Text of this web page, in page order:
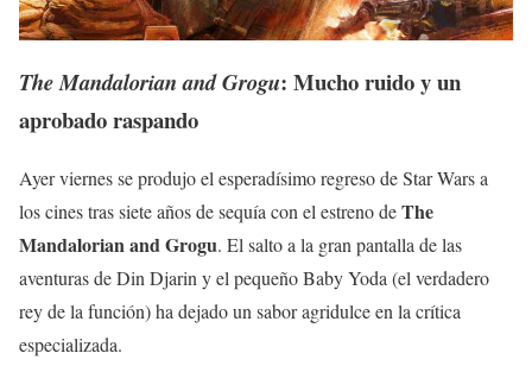
The Mandalorian and Grogu: Mucho ruido y un
aprobado raspando
Ayer viernes se produjo el esperadísimo regreso de Star Wars a
los cines tras siete años de sequía con el estreno deThe
Mandalorian and Grogu. El salto a la gran pantalla de las
aventuras de Din Djarin y el pequeño Baby Yoda (el verdadero
rey de la función) ha dejado un sabor agridulce en la crítica
especializada.